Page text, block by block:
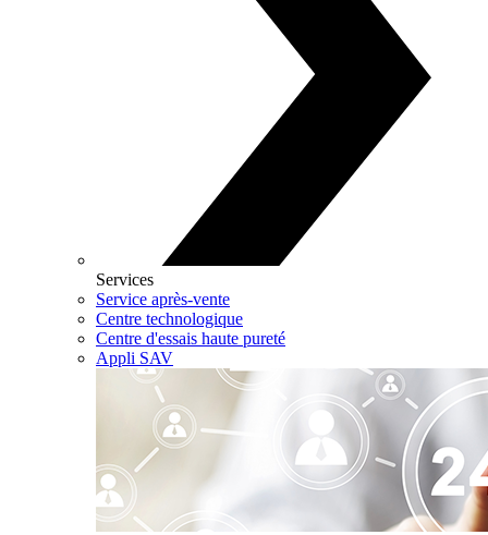
Services
Service après-vente
Centre technologique
Centre d'essais haute pureté
Appli SAV